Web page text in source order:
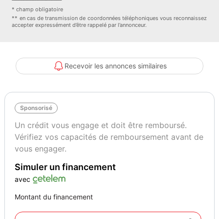
Options :
* champ obligatoire
** en cas de transmission de coordonnées téléphoniques vous reconnaissez
accepter expressément d’être rappelé par l’annonceur.
Recevoir les annonces similaires
Sponsorisé
Un crédit vous engage et doit être remboursé.
Vérifiez vos capacités de remboursement avant de
vous engager.
Simuler un financement
avec
Montant du financement